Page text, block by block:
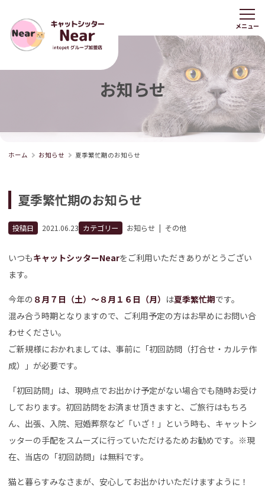
お知らせ
ホーム お知らせ 夏季繁忙期のお知らせ
夏季繁忙期のお知らせ
投稿日 2021.06.23 カテゴリー お知らせ | その他
いつもキャットシッターNearをご利用いただきありがとうござい
ます。
今年の ８月７日（土）～８月１６日（月） は夏季繁忙期です。
混み合う時期となりますので、ご利用予定の方はお早めにお問い合
わせください。
ご新規様におかれましては、事前に 「初回訪問（打合せ・カルテ作
成）」が必要です。
「初回訪問」は、現時点でお出かけ予定がない場合でも随時お受け
しております。初回訪問をお済ませ頂きますと、ご旅行はもちろ
ん、出張、入院、冠婚葬祭など「いざ！」という時も、キャットシ
ッターの手配をスムーズに行っていただけるためお勧めです。 ※現
在、当店の「初回訪問」は無料です。
猫と暮らすみなさまが、安心してお出かけいただけますように！